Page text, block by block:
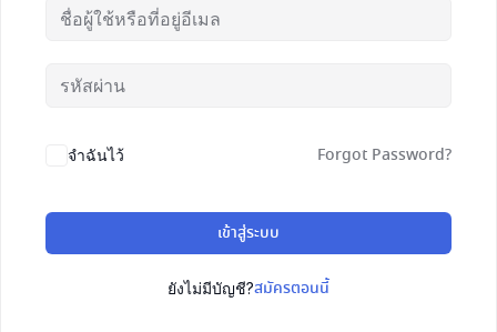
จำฉันไว้ Forgot Password?
เข้าสู่ระบบ
ยังไม่มีบัญชี?สมัครตอนนี้